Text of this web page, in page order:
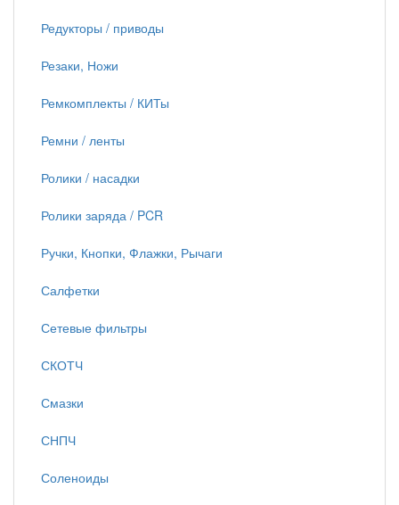
Редукторы / приводы
Резаки, Ножи
Ремкомплекты / КИТы
Ремни / ленты
Ролики / насадки
Ролики заряда / PCR
Ручки, Кнопки, Флажки, Рычаги
Салфетки
Сетевые фильтры
СКОТЧ
Смазки
СНПЧ
Соленоиды